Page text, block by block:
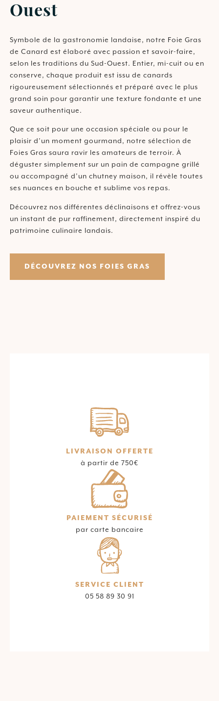
Ouest
Symbole de la gastronomie landaise, notre Foie Gras
de Canard est élaboré avec passion et savoir-faire,
selon les traditions du Sud-Ouest. Entier, mi-cuit ou en
conserve, chaque produit est issu de canards
rigoureusement sélectionnés et préparé avec le plus
grand soin pour garantir une texture fondante et une
saveur authentique.
Que ce soit pour une occasion spéciale ou pour le
plaisir d’un moment gourmand, notre sélection de
Foies Gras saura ravir les amateurs de terroir. À
déguster simplement sur un pain de campagne grillé
ou accompagné d’un chutney maison, il révèle toutes
ses nuances en bouche et sublime vos repas.
Découvrez nos différentes déclinaisons et offrez-vous
un instant de pur raffinement, directement inspiré du
patrimoine culinaire landais.
DÉCOUVREZ NOS FOIES GRAS
LIVRAISON OFFERTE
à partir de 750€
PAIEMENT SÉCURISÉ
par carte bancaire
SERVICE CLIENT
05 58 89 30 91